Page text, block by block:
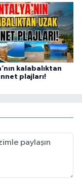
kalabalıktan
plajları!